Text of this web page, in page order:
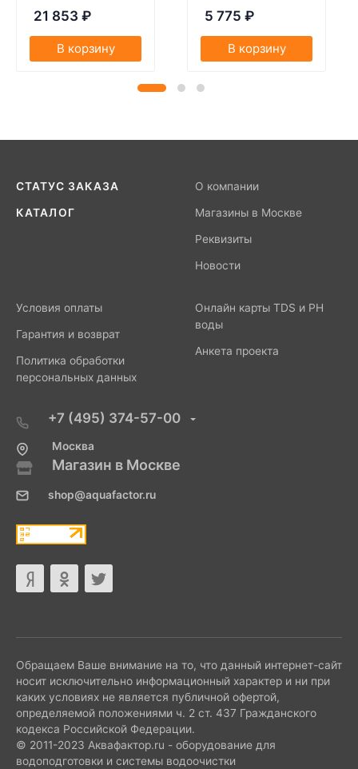
21 853 ₽
В корзину
5 775 ₽
В корзину
СТАТУС ЗАКАЗА
КАТАЛОГ
О компании
Магазины в Москве
Реквизиты
Новости
Условия оплаты
Гарантия и возврат
Политика обработки
персональных данных
Онлайн карты TDS и PH
воды
Анкета проекта
+7 (495) 374-57-00
Москва
Магазин в Москве
shop@aquafactor.ru
Обращаем Ваше внимание на то, что данный интернет-сайт
носит исключительно информационный характер и ни при
каких условиях не является публичной офертой,
определяемой положениями ч. 2 ст. 437 Гражданского
кодекса Российской Федерации.
© 2011-2023 Аквафактор.ru - оборудование для
водоподготовки и системы водоочистки